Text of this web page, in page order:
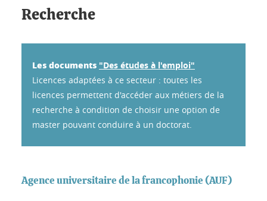
Recherche
Les documents "Des études à l'emploi"
Licences adaptées à ce secteur : toutes les
licences permettent d'accéder aux métiers de la
recherche à condition de choisir une option de
master pouvant conduire à un doctorat.
Agence universitaire de la francophonie (AUF)